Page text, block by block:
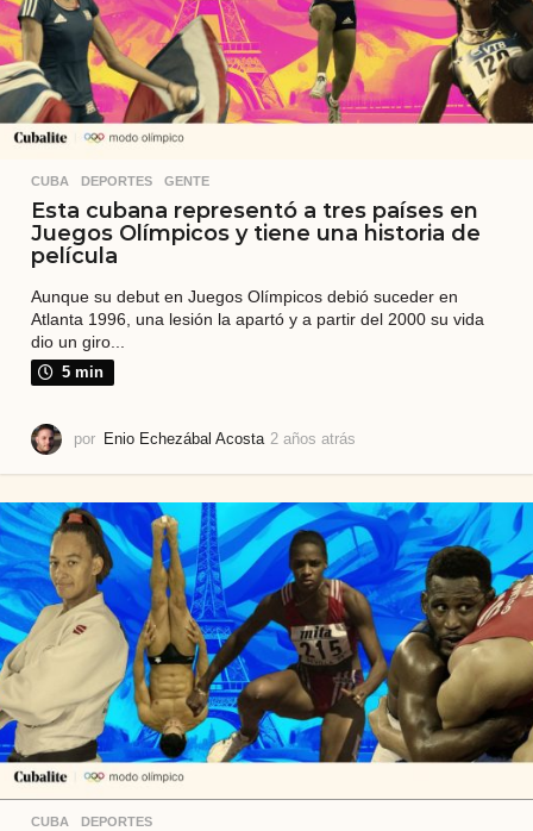
CUBA ,DEPORTES ,GENTE
Esta cubana representó a tres países en
Juegos Olímpicos y tiene una historia de
película
Aunque su debut en Juegos Olímpicos debió suceder en
Atlanta 1996, una lesión la apartó y a partir del 2000 su vida
dio un giro...
5 min
por Enio Echezábal Acosta 2 años atrás
o
s
a
t
r
á
s
CUBA ,DEPORTES